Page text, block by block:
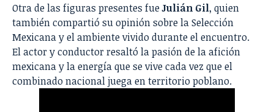
Otra de las figuras presentes fueJulián Gil, quien
también compartió su opinión sobre la Selección
Mexicana y el ambiente vivido durante el encuentro.
El actor y conductor resaltó la pasión de la afición
mexicana y la energía que se vive cada vez que el
combinado nacional juega en territorio poblano.